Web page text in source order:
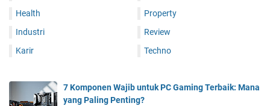
Health
Industri
Karir
Property
Review
Techno
7 Komponen Wajib untuk PC Gaming Terbaik: Mana
yang Paling Penting?